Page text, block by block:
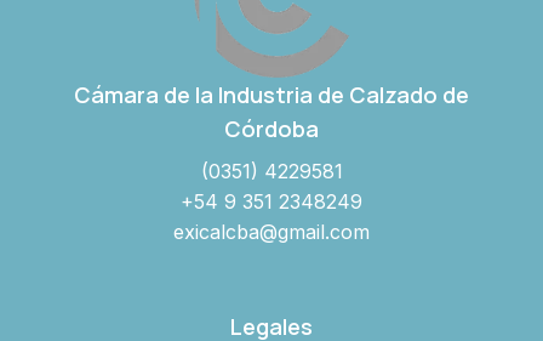
Cámara de la Industria de Calzado de
Córdoba
(0351) 4229581
+54 9 351 2348249
exicalcba@gmail.com
Legales